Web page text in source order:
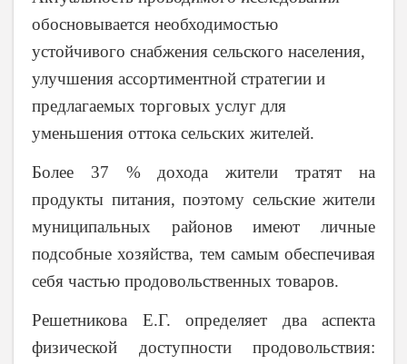
обосновывается необходимостью
устойчивого снабжения сельского населения,
улучшения ассортиментной стратегии и
предлагаемых торговых услуг для
уменьшения оттока сельских жителей.
Более 37 % дохода жители тратят на
продукты питания, поэтому сельские жители
муниципальных районов имеют личные
подсобные хозяйства, тем самым обеспечивая
себя частью продовольственных товаров.
Решетникова Е.Г. определяет два аспекта
физической доступности продовольствия: